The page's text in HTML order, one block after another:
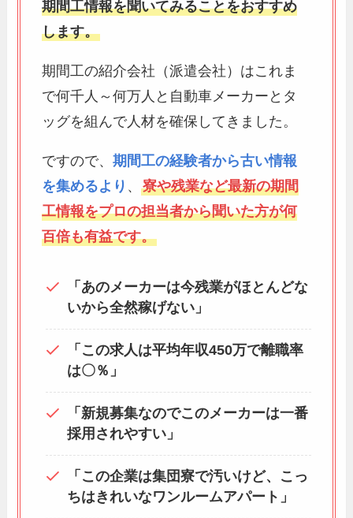
期間工情報を聞いてみることをおすすめ
します。
期間工の紹介会社（派遣会社）はこれま
で何千人～何万人と自動車メーカーとタ
ッグを組んで人材を確保してきました。
ですので、期間工の経験者から古い情報
を集めるより 、寮や残業など最新の期間
工情報をプロの担当者から聞いた方が何
百倍も有益です。
「あのメーカーは今残業がほとんどな
いから全然稼げない」
「この求人は平均年収450万で離職率
は〇％」
「新規募集なのでこのメーカーは一番
採用されやすい」
「この企業は集団寮で汚いけど、こっ
ちはきれいなワンルームアパート」